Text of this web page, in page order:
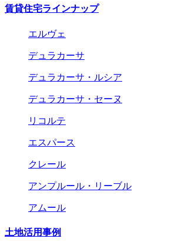
賃貸住宅ラインナップ
エルヴェ
デュラカーサ
デュラカーサ・ルシア
デュラカーサ・セーヌ
リコルテ
エスパース
クレール
アンプルール・リーブル
アムール
土地活用事例